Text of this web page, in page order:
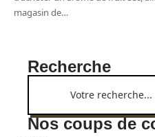
magasin de…
Recherche
Nos coups de